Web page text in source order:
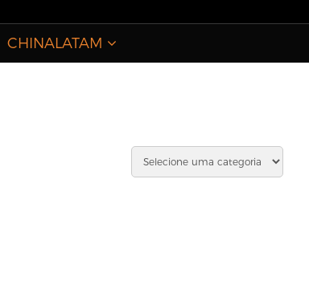
CHINALATAM